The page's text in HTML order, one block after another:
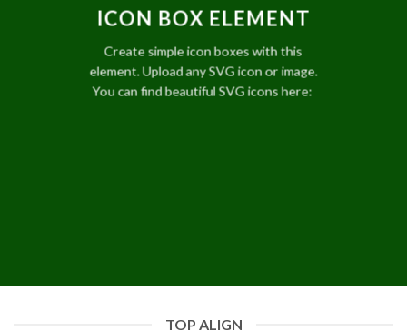
ICON BOX ELEMENT
Create simple icon boxes with this
element. Upload any SVG icon or image.
You can find beautiful SVG icons here:
TOP ALIGN